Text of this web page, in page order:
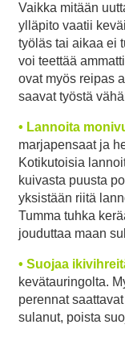
Vaikka mitään
ylläpito vaatii
työläs tai aikaa ei
voi teettää
ovat myös reipas
saavat työstä
• Lannoita
marjapensaat ja
Kotikutoisia
kuivasta puusta
yksistään riitä
Tumma tuhka
jouduttaa maan
• Suojaa
kevätauringolta.
perennat
sulanut, poista